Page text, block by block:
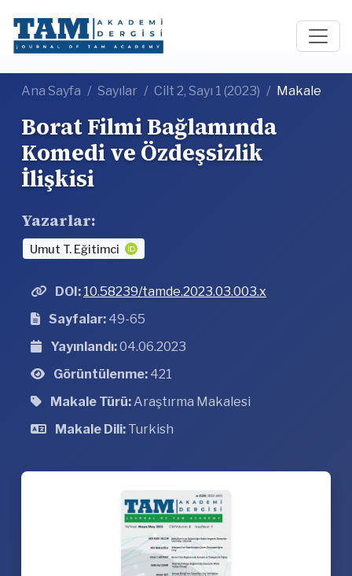
Ana Sayfa Sayılar Cilt 2, Sayı 1 (2023) Makale
Borat Filmi Bağlamında
Komedi ve Özdeşsizlik
İlişkisi
Yazarlar:
Umut T. Eğitimci
DOI: 10.58239/tamde.2023.03.003.x
Sayfalar: 49-65
Yayınlandı:04.06.2023
Görüntülenme: 421
Makale Türü:Araştırma Makalesi
Makale Dili: Turkish